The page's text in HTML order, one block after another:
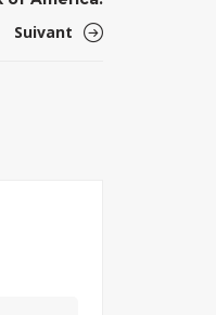
Suivant